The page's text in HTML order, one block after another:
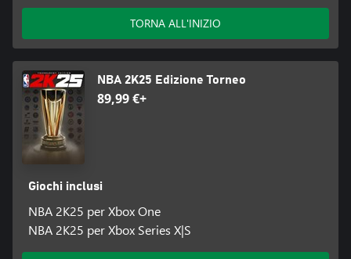
TORNA ALL'INIZIO
NBA 2K25 Edizione Torneo
89,99 €+
Giochi inclusi
NBA 2K25 per Xbox One
NBA 2K25 per Xbox Series X|S